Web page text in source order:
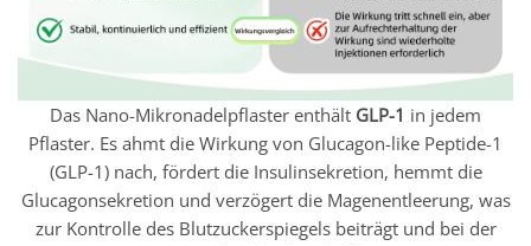
Das Nano-Mikronadelpflaster enthält GLP-1 in jedem
Pflaster. Es ahmt die Wirkung von Glucagon-like Peptide-1
(GLP-1) nach, fördert die Insulinsekretion, hemmt die
Glucagonsekretion und verzögert die Magenentleerung, was
zur Kontrolle des Blutzuckerspiegels beiträgt und bei der